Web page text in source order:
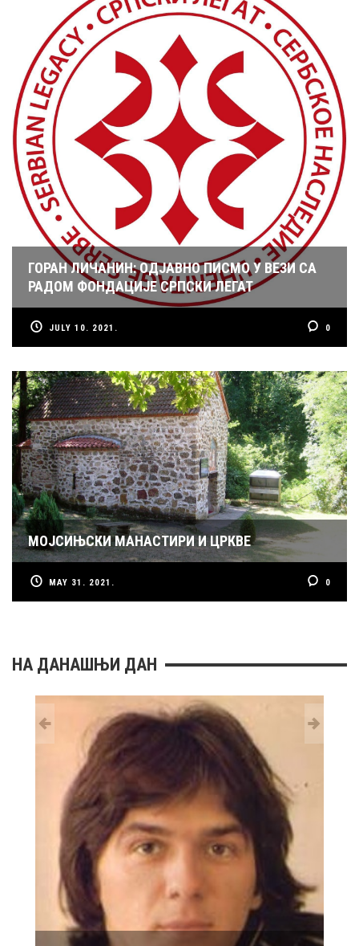
ГОРАН ЛИЧАНИН: ОДЈАВНО ПИСМО У ВЕЗИ СА
РАДОМ ФОНДАЦИЈЕ СРПСКИ ЛЕГАТ
JULY 10. 2021. 0
МОЈСИЊСКИ МАНАСТИРИ И ЦРКВЕ
MAY 31. 2021. 0
НА ДАНАШЊИ ДАН